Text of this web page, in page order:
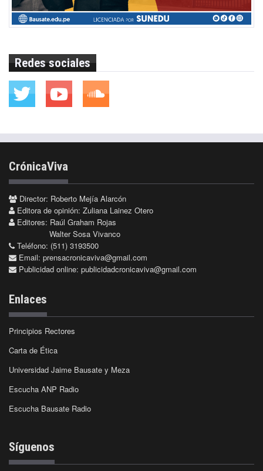
Redes sociales
CrónicaViva
Director: Roberto Mejía Alarcón
Editora de opinión: Zuliana Lainez Otero
Editores: Raúl Graham Rojas
Walter Sosa Vivanco
Teléfono: (511) 3193500
Email: prensacronicaviva@gmail.com
Publicidad online: publicidadcronicaviva@gmail.com
Enlaces
Principios Rectores
Carta de Ética
Universidad Jaime Bausate y Meza
Escucha ANP Radio
Escucha Bausate Radio
Síguenos